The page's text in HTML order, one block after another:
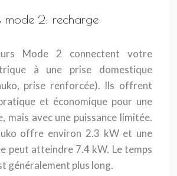
mode 2: recharge
Mode 2 connectent votre
à une prise domestique
prise renforcée). Ils offrent
et économique pour une
mais avec une puissance limitée.
offre environ 2.3 kW et une
peut atteindre 7.4 kW. Le temps
généralement plus long.